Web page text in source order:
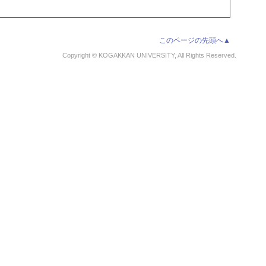
このページの先頭へ▲
Copyright © KOGAKKAN UNIVERSITY, All Rights Reserved.